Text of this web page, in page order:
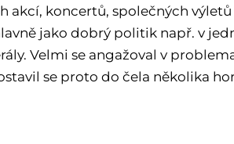
akcí, koncertů, společných
jako dobrý politik např. v
Velmi se angažoval v
se proto do čela několika